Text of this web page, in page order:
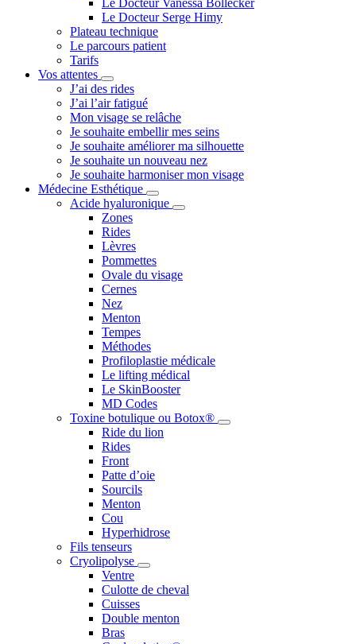
Le Docteur Vanessa Bollecker
Le Docteur Serge Himy
Plateau technique
Le parcours patient
Tarifs
Vos attentes
J’ai des rides
J’ai l’air fatigué
Mon visage se relâche
Je souhaite embellir mes seins
Je souhaite améliorer ma silhouette
Je souhaite un nouveau nez
Je souhaite harmoniser mon visage
Médecine Esthétique
Acide hyaluronique
Zones
Rides
Lèvres
Pommettes
Ovale du visage
Cernes
Nez
Menton
Tempes
Méthodes
Profiloplastie médicale
Le lifting médical
Le SkinBooster
MD Codes
Toxine botulique ou Botox®
Ride du lion
Rides
Front
Patte d’oie
Sourcils
Menton
Cou
Hyperhidrose
Fils tenseurs
Cryolipolyse
Ventre
Culotte de cheval
Cuisses
Double menton
Bras